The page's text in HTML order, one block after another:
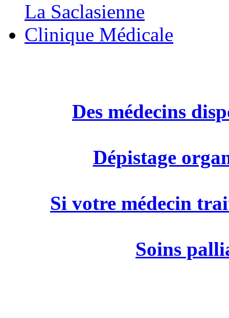
La Saclasienne
Clinique Médicale
Des médecins
Dépistage
Si votre médecin
Soins